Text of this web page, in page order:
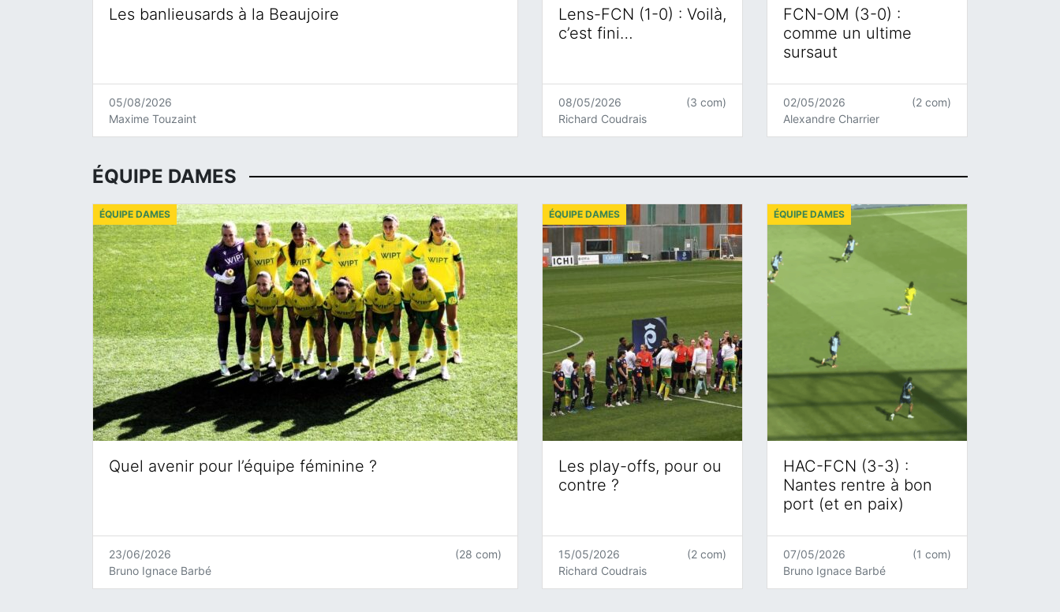
Les banlieusards à la Beaujoire
05/08/2026
Maxime Touzaint
Lens-FCN (1-0) : Voilà,
c’est fini…
08/05/2026
Richard Coudrais
(3 com)
FCN-OM (3-0) :
comme un ultime
sursaut
02/05/2026
Alexandre Charrier
(2 com)
ÉQUIPE DAMES
Quel avenir pour l’équipe féminine ?
ÉQUIPE DAMES
23/06/2026
Bruno Ignace Barbé
(28 com)
Les play-offs, pour ou
contre ?
ÉQUIPE DAMES
15/05/2026
Richard Coudrais
(2 com)
HAC-FCN (3-3) :
Nantes rentre à bon
port (et en paix)
ÉQUIPE DAMES
07/05/2026
Bruno Ignace Barbé
(1 com)